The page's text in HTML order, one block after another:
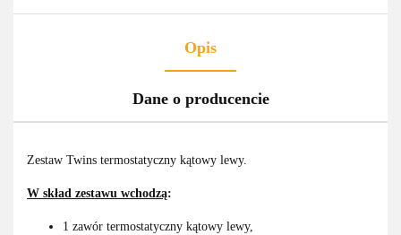
Opis
Dane o producencie
Zestaw Twins termostatyczny kątowy lewy.
W skład zestawu wchodzą:
1 zawór termostatyczny kątowy lewy,